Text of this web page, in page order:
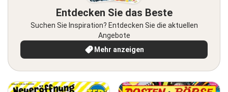
Entdecken Sie das Beste
Suchen Sie Inspiration? Entdecken Sie die aktuellen
Angebote
Mehr anzeigen